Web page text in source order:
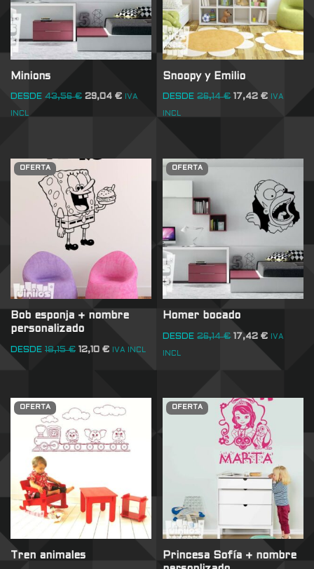
Minions
DESDE 43,56€ 29,04 € IVA
INCL
Snoopy y Emilio
DESDE 26,14€ 17,42€ IVA
INCL
OFERTA
Bob esponja + nombre
personalizado
DESDE 18,15€ 12,10 € IVA INCL
OFERTA
Homer bocado
DESDE 26,14€ 17,42€ IVA
INCL
OFERTA
Tren animales
OFERTA
Princesa Sofía + nombre